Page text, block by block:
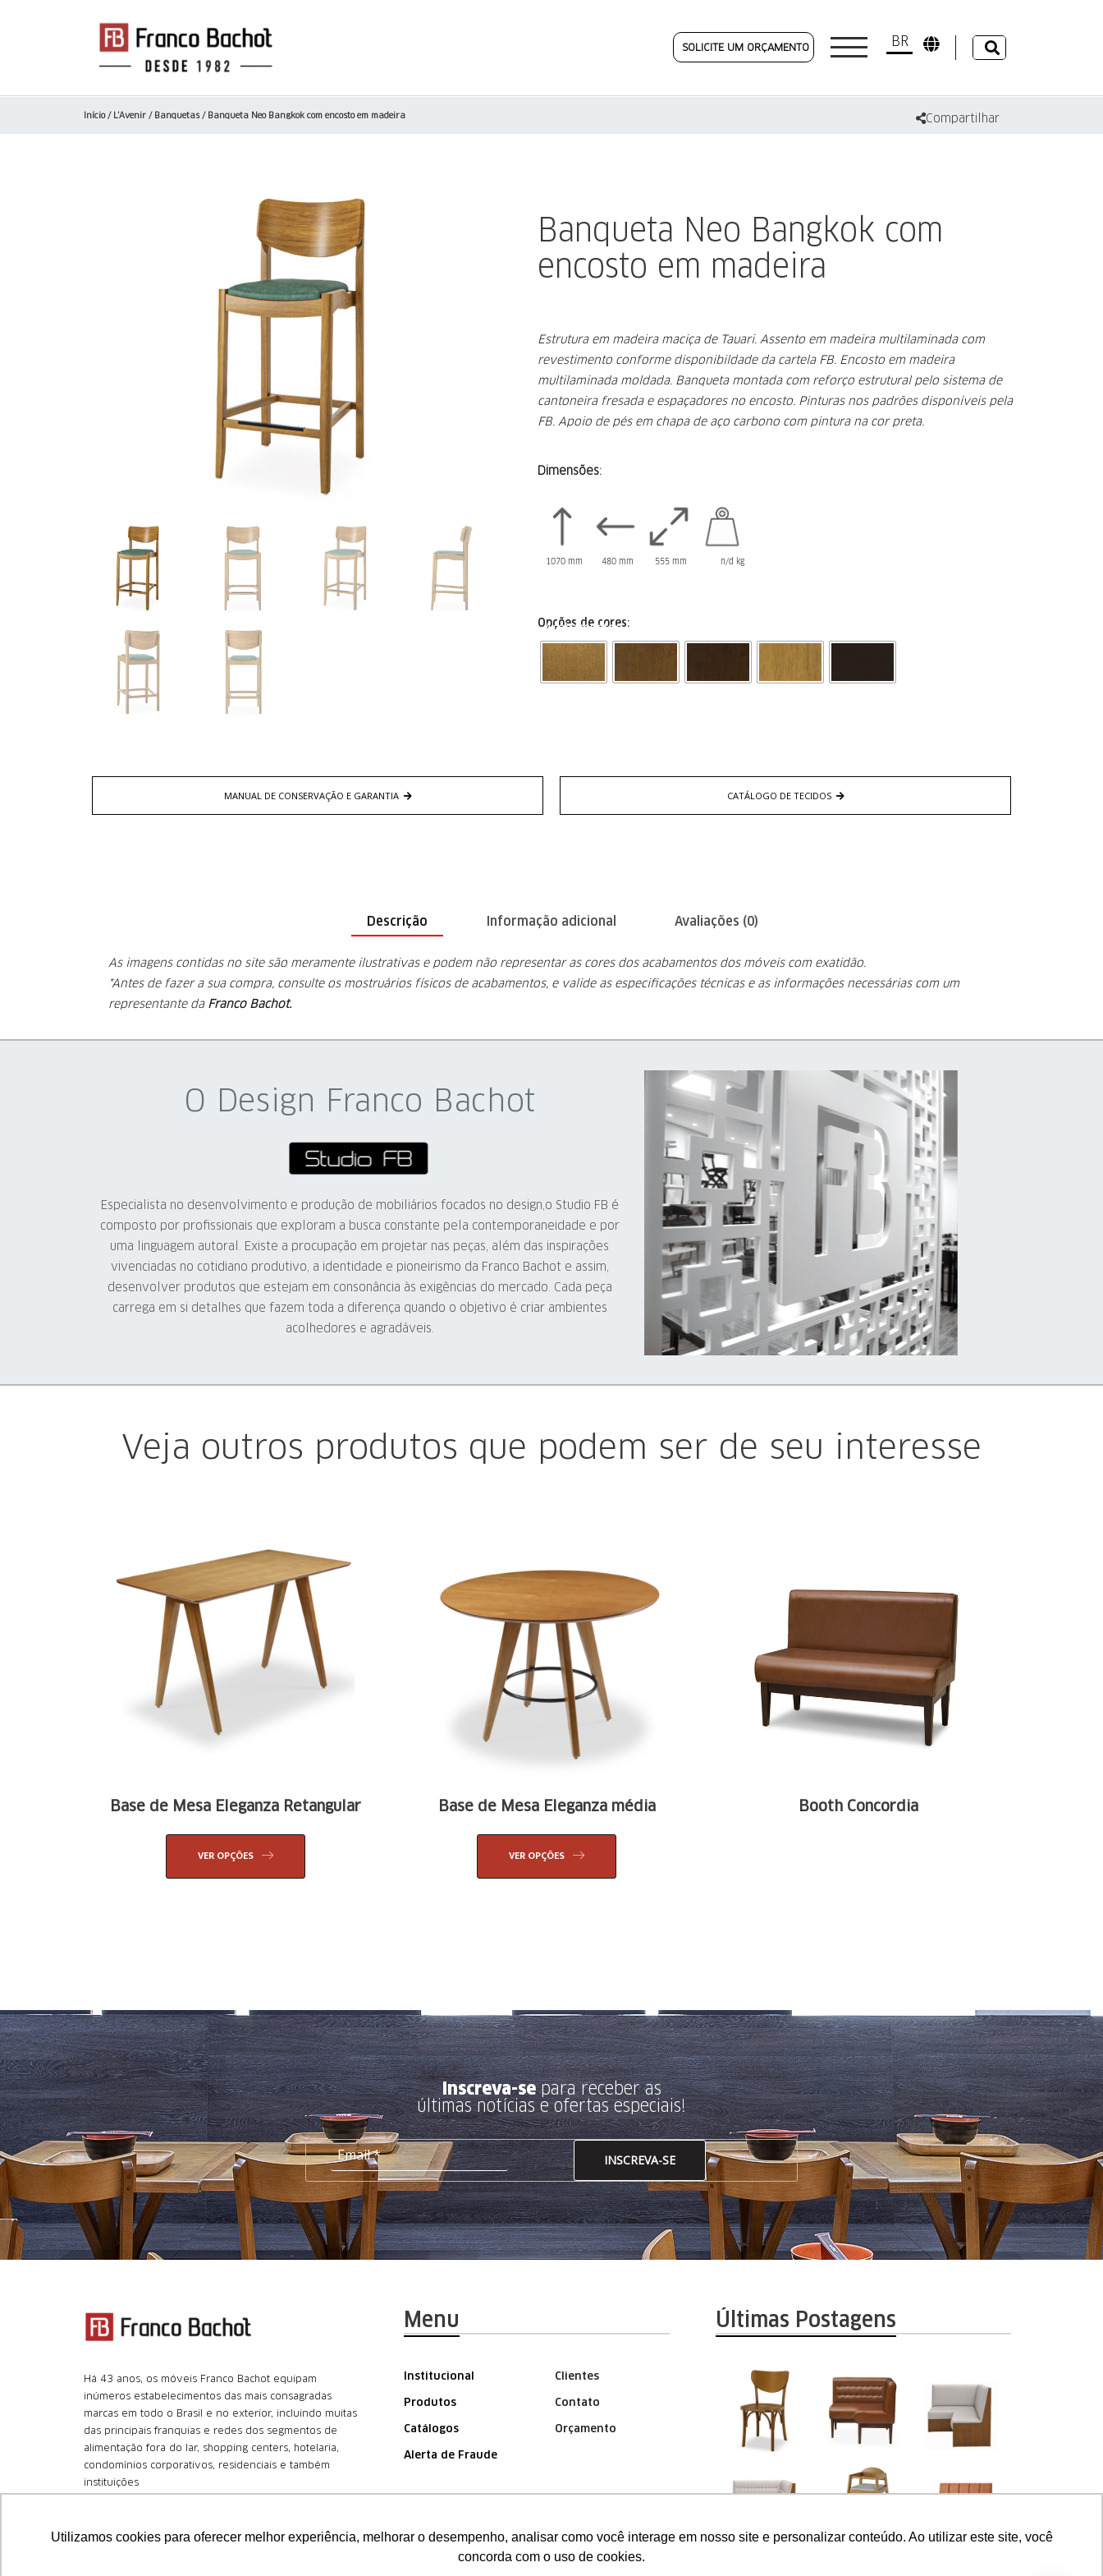
Utilizamos cookies para oferecer melhor experiência, melhorar o desempenho, analisar como você interage em nosso site e personalizar conteúdo. Ao utilizar este site, você
concorda com o uso de cookies.
SOLICITE UM ORÇAMENTO BR
Início/ L'Avenir / Banquetas/ Banqueta Neo Bangkok com encosto em madeira Compartilhar
Banqueta Neo Bangkok com
encosto em madeira
Estrutura em madeira maciça de Tauari. Assento em madeira multilaminada com
revestimento conforme disponibildade da cartela FB. Encosto em madeira
multilaminada moldada. Banqueta montada com reforço estrutural pelo sistema de
cantoneira fresada e espaçadores no encosto. Pinturas nos padrões disponíveis pela
FB. Apoio de pés em chapa de aço carbono com pintura na cor preta.
Dimensões:
1070 mm 480 mm 555 mm n/d kg
Opções de cores:
Acabamentos
MANUAL DE CONSERVAÇÃO E GARANTIA CATÁLOGO DE TECIDOS
Descrição Informação adicional Avaliações (0)
As imagens contidas no site são meramente ilustrativas e podem não representar as cores dos acabamentos dos móveis com exatidão.
*Antes de fazer a sua compra, consulte os mostruários físicos de acabamentos, e valide as especificações técnicas e as informações necessárias com um
representante da Franco Bachot.
O Design Franco Bachot
Especialista no desenvolvimento e produção de mobiliários focados no design,o Studio FB é
composto por profissionais que exploram a busca constante pela contemporaneidade e por
uma linguagem autoral. Existe a procupação em projetar nas peças, além das inspirações
vivenciadas no cotidiano produtivo, a identidade e pioneirismo da Franco Bachot e assim,
desenvolver produtos que estejam em consonância às exigências do mercado. Cada peça
carrega em si detalhes que fazem toda a diferença quando o objetivo é criar ambientes
acolhedores e agradáveis.
Veja outros produtos que podem ser de seu interesse
Base de Mesa Eleganza Retangular
VER OPÇÕES
Base de Mesa Eleganza média
VER OPÇÕES
Booth Concordia
Inscreva-separa receber as
últimas notícias e ofertas especiais!
INSCREVA-SE
Há 43 anos, os móveis Franco Bachot equipam
inúmeros estabelecimentos das mais consagradas
marcas em todo o Brasil e no exterior, incluindo muitas
das principais franquias e redes dos segmentos de
alimentação fora do lar, shopping centers, hotelaria,
condomínios corporativos, residenciais e também
instituições
Central Nacional de Atendimento
Menu
Institucional
Produtos
Catálogos
Alerta de Fraude
Clientes
Contato
Orçamento
Últimas Postagens